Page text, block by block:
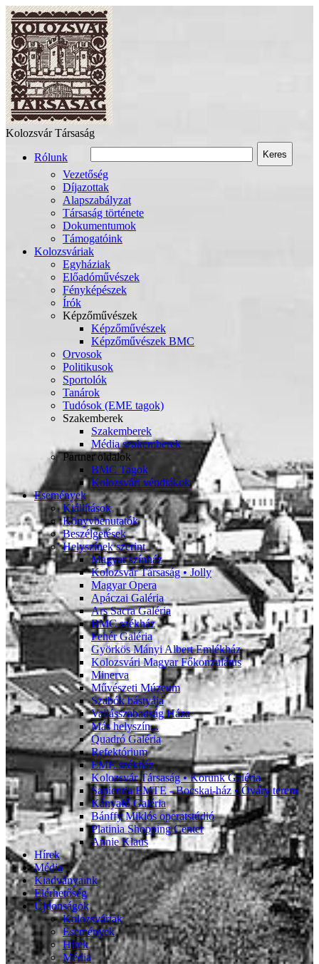
Kolozsvár Társaság
Keres
Rólunk
Vezetőség
Díjazottak
Alapszabályzat
Társaság története
Dokumentumok
Támogatóink
Kolozsváriak
Egyháziak
Előadóművészek
Fényképészek
Írók
Képzőművészek
Képzőművészek
Képzőművészek BMC
Orvosok
Politikusok
Sportolók
Tanárok
Tudósok (EME tagok)
Szakemberek
Szakemberek
Média szakemberek
Partner oldalok
BMC Tagok
Kolozsvári véndiákok
Események
Kiállítások
Könyvbenutatók
Beszélgetések
Helyszínek szerint
Magyar színház
Kolozsvár Társaság • Jolly
Magyar Opera
Apáczai Galéria
Ars Sacra Galéria
BMC székház
Fehér Galéria
Györkös Mányi Albert Emlékház
Kolozsvári Magyar Főkonzulátus
Minerva
Művészeti Múzeum
Szabók bástyája
Vallásszabadság Háza
Más helyszín...
Quadró Galéria
Refektórium
EME székház
Kolozsvár Társaság • Korunk Galéria
Sapientia EMTE - Bocskai-ház • Óváry terem
Kányafő Galéria
Bánffy Miklós operatstúdió
Platinia Shopping Center
Annie Klaus
Hírek
Média
Kiadványaink
Elérhetőség
Újdonságok
Kolozsváriak
Események
Hírek
Média